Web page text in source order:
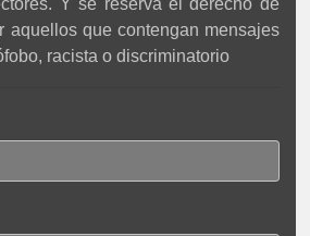
aquellos que contengan mensajes
racista o discriminatorio